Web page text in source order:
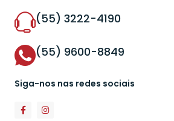
(55) 3222-4190
(55) 9600-8849
Siga-nos nas redes sociais